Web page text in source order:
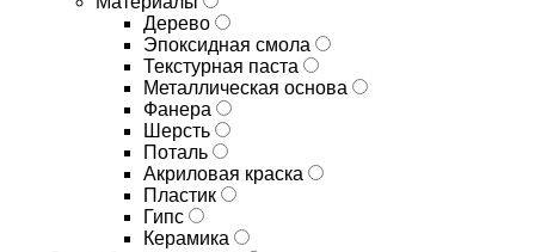
Дерево
Эпоксидная смола
Текстурная паста
Металлическая основа
Фанера
Шерсть
Поталь
Акриловая краска
Пластик
Гипс
Керамика